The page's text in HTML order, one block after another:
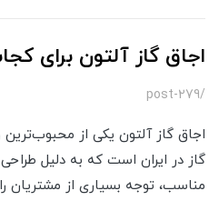
اجاق گاز آلتون برای
/post-279
اجاق گاز آلتون یکی از
گاز در ایران است که به دلیل طراحی
مناسب، توجه بسیاری از مشتریان